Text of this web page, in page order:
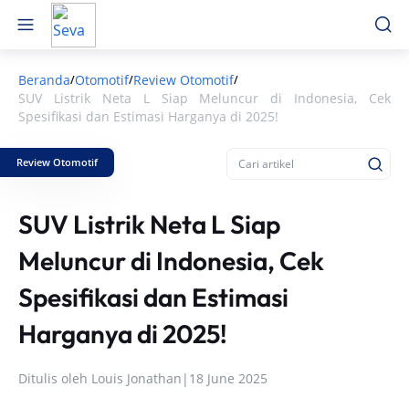
Beranda/Otomotif/Review Otomotif/
SUV Listrik Neta L Siap Meluncur di Indonesia, Cek
Spesifikasi dan Estimasi Harganya di 2025!
Review Otomotif
SUV Listrik Neta L Siap
Meluncur di Indonesia, Cek
Spesifikasi dan Estimasi
Harganya di 2025!
Ditulis oleh Louis Jonathan | 18 June 2025